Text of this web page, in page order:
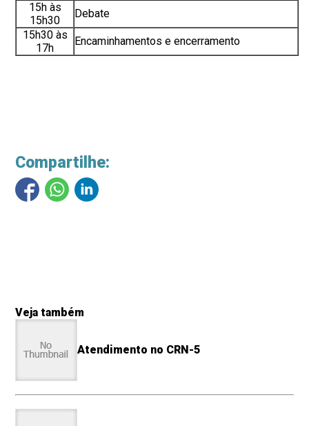
15h às
15h30
Debate
15h30 às
17h
Encaminhamentos e encerramento
Compartilhe:
Veja também
Atendimento no CRN-5